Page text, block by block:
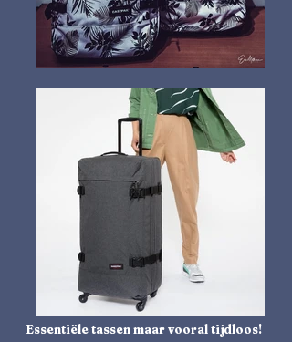
Essentiële tassen maar vooral tijdloos!